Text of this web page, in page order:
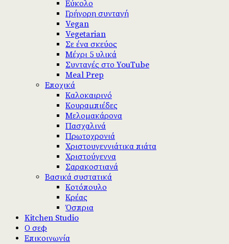
Εύκολο
Γρήγορη συνταγή
Vegan
Vegetarian
Σε ένα σκεύος
Μέχρι 5 υλικά
Συνταγές στο YouTube
Meal Prep
Εποχικά
Καλοκαιρινό
Κουραμπιέδες
Μελομακάρονα
Πασχαλινά
Πρωτοχρονιά
Χριστουγεννιάτικα πιάτα
Χριστούγεννα
Σαρακοστιανά
Βασικά συστατικά
Κοτόπουλο
Κρέας
Όσπρια
Kitchen Studio
Ο σεφ
Επικοινωνία